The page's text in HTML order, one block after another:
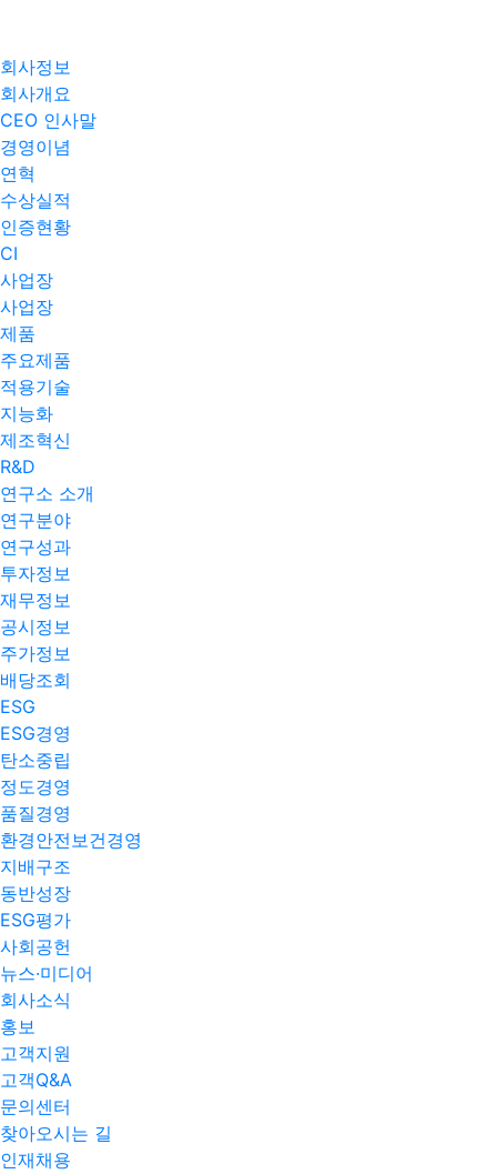
회사정보
회사개요
CEO 인사말
경영이념
연혁
수상실적
인증현황
CI
사업장
사업장
제품
주요제품​
적용기술
지능화
제조혁신
R&D
연구소 소개
연구분야
연구성과
투자정보
재무정보
공시정보
주가정보
배당조회
ESG
ESG경영
탄소중립
정도경영
품질경영
환경안전보건경영
지배구조
동반성장
ESG평가
사회공헌
뉴스·미디어
회사소식
홍보
고객지원
고객Q&A
문의센터
찾아오시는 길
인재채용